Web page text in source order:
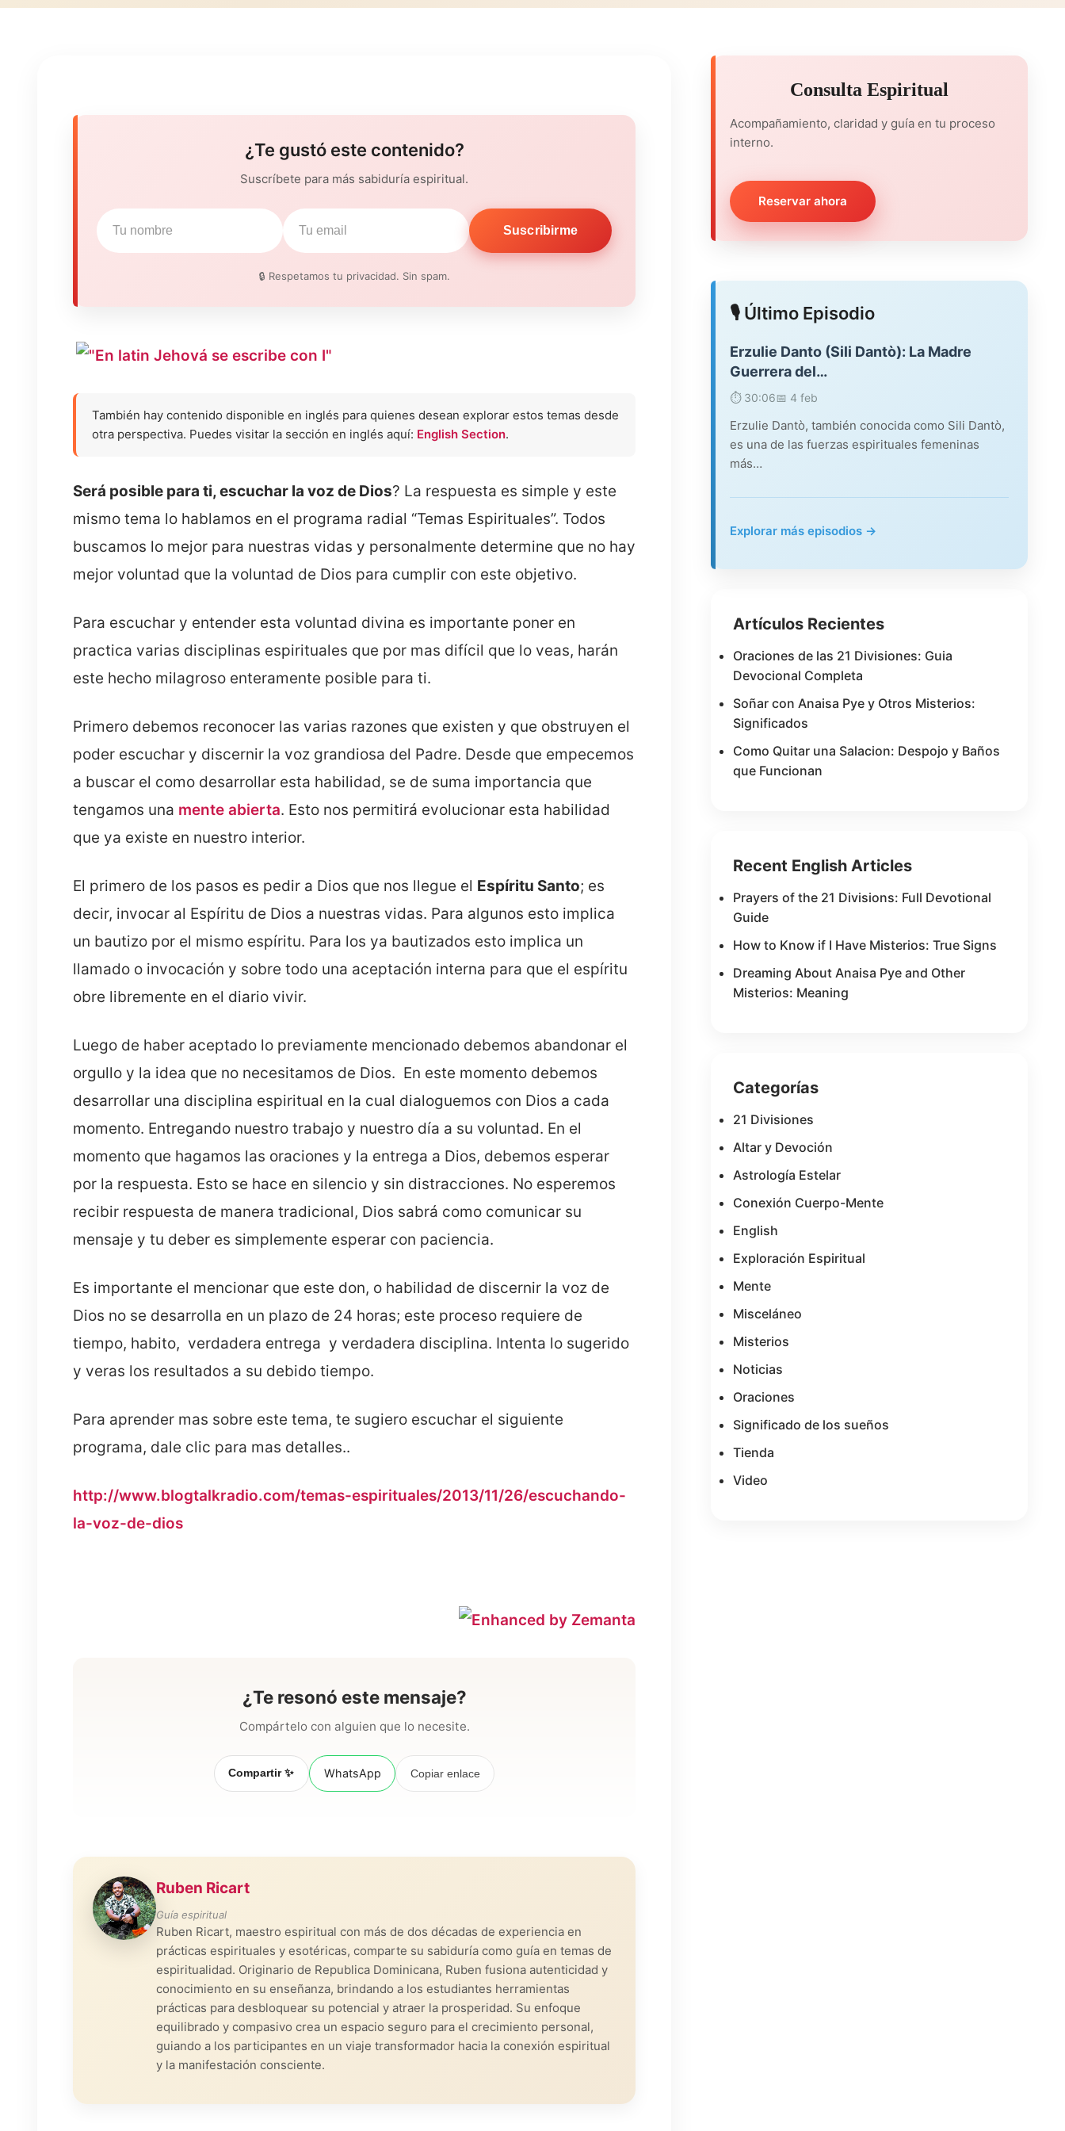
¿Te gustó este contenido?
Suscríbete para más sabiduría espiritual.
Suscribirme
🔒 Respetamos tu privacidad. Sin spam.
También hay contenido disponible en inglés para quienes desean explorar estos temas desde
otra perspectiva. Puedes visitar la sección en inglés aquí: English Section.
Será posible para ti, escuchar la voz de Dios? La respuesta es simple y este
mismo tema lo hablamos en el programa radial “Temas Espirituales”. Todos
buscamos lo mejor para nuestras vidas y personalmente determine que no hay
mejor voluntad que la voluntad de Dios para cumplir con este objetivo.
Para escuchar y entender esta voluntad divina es importante poner en
practica varias disciplinas espirituales que por mas difícil que lo veas, harán
este hecho milagroso enteramente posible para ti.
Primero debemos reconocer las varias razones que existen y que obstruyen el
poder escuchar y discernir la voz grandiosa del Padre. Desde que empecemos
a buscar el como desarrollar esta habilidad, se de suma importancia que
tengamos una mente abierta. Esto nos permitirá evolucionar esta habilidad
que ya existe en nuestro interior.
El primero de los pasos es pedir a Dios que nos llegue el Espíritu Santo; es
decir, invocar al Espíritu de Dios a nuestras vidas. Para algunos esto implica
un bautizo por el mismo espíritu. Para los ya bautizados esto implica un
llamado o invocación y sobre todo una aceptación interna para que el espíritu
obre libremente en el diario vivir.
Luego de haber aceptado lo previamente mencionado debemos abandonar el
orgullo y la idea que no necesitamos de Dios. En este momento debemos
desarrollar una disciplina espiritual en la cual dialoguemos con Dios a cada
momento. Entregando nuestro trabajo y nuestro día a su voluntad. En el
momento que hagamos las oraciones y la entrega a Dios, debemos esperar
por la respuesta. Esto se hace en silencio y sin distracciones. No esperemos
recibir respuesta de manera tradicional, Dios sabrá como comunicar su
mensaje y tu deber es simplemente esperar con paciencia.
Es importante el mencionar que este don, o habilidad de discernir la voz de
Dios no se desarrolla en un plazo de 24 horas; este proceso requiere de
tiempo, habito, verdadera entrega y verdadera disciplina. Intenta lo sugerido
y veras los resultados a su debido tiempo.
Para aprender mas sobre este tema, te sugiero escuchar el siguiente
programa, dale clic para mas detalles..
http://www.blogtalkradio.com/temas-espirituales/2013/11/26/escuchando-
la-voz-de-dios
¿Te resonó este mensaje?
Compártelo con alguien que lo necesite.
Compartir ✨ WhatsApp Copiar enlace
Ruben Ricart
Guía espiritual
Ruben Ricart, maestro espiritual con más de dos décadas de experiencia en
prácticas espirituales y esotéricas, comparte su sabiduría como guía en temas de
espiritualidad. Originario de Republica Dominicana, Ruben fusiona autenticidad y
conocimiento en su enseñanza, brindando a los estudiantes herramientas
prácticas para desbloquear su potencial y atraer la prosperidad. Su enfoque
equilibrado y compasivo crea un espacio seguro para el crecimiento personal,
guiando a los participantes en un viaje transformador hacia la conexión espiritual
y la manifestación consciente.
Consulta Espiritual
Acompañamiento, claridad y guía en tu proceso
interno.
Reservar ahora
🎙️ Último Episodio
Erzulie Danto (Sili Dantò): La Madre
Guerrera del…
⏱️ 30:06📅 4 feb
Erzulie Dantò, también conocida como Sili Dantò,
es una de las fuerzas espirituales femeninas
más…
Explorar más episodios →
Artículos Recientes
Oraciones de las 21 Divisiones: Guia
Devocional Completa
Soñar con Anaisa Pye y Otros Misterios:
Significados
Como Quitar una Salacion: Despojo y Baños
que Funcionan
Recent English Articles
Prayers of the 21 Divisions: Full Devotional
Guide
How to Know if I Have Misterios: True Signs
Dreaming About Anaisa Pye and Other
Misterios: Meaning
Categorías
21 Divisiones
Altar y Devoción
Astrología Estelar
Conexión Cuerpo-Mente
English
Exploración Espiritual
Mente
Misceláneo
Misterios
Noticias
Oraciones
Significado de los sueños
Tienda
Video